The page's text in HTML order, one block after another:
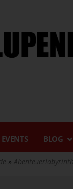
EVENTS BLOG